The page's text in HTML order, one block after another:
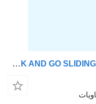
Dennison LOCK AND GO SLIDING SKELETAL TRAILER - C345790